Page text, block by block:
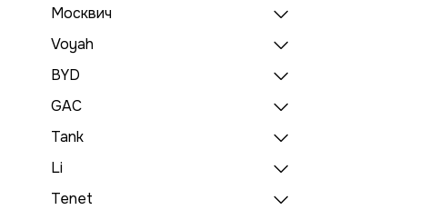
Москвич
Voyah
BYD
GAC
Tank
Li
Tenet